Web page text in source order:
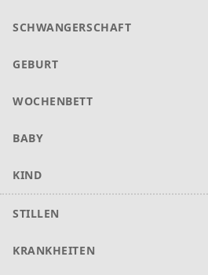
SCHWANGERSCHAFT
GEBURT
WOCHENBETT
BABY
KIND
STILLEN
KRANKHEITEN